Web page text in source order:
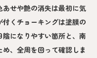
せや艶の消失は最初に気
くチョーキングは塗膜の
になりやすい箇所と、南
、全周を回って確認しま